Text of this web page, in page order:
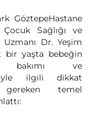
GöztepeHastane
Sağlığı ve
Uzmanı Dr. Yeşim
bir yaşta bebeğin
bakımı ve
ilgili dikkat
gereken temel